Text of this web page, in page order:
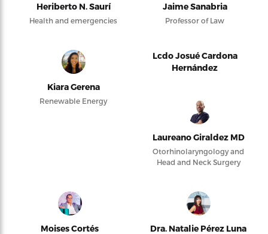
Heriberto N. Saurí
Health and emergencies
Jaime Sanabria
Professor of Law
Kiara Gerena
Renewable Energy
Lcdo Josué Cardona
Hernández
Laureano Giraldez MD
Otorhinolaryngology and
Head and Neck Surgery
Moises Cortés Dra. Natalie Pérez Luna